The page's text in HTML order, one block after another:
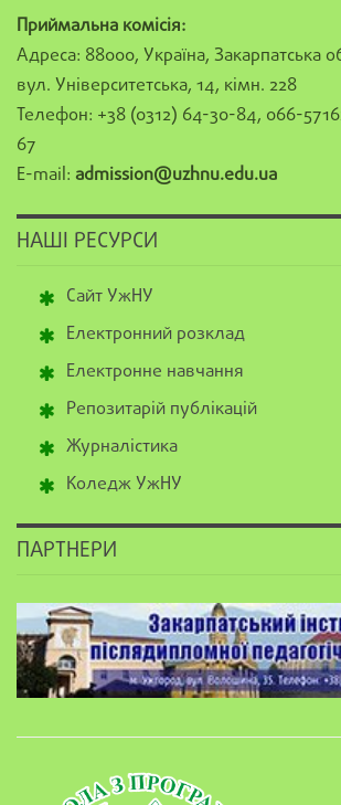
Приймальна комісія:
Адреса: 88000, Україна, Закарпатська
вул. Університетська, 14, кімн. 228
Телефон: +38 (0312) 64-30-84, 066-
67
E-mail: admission@uzhnu.edu.ua
НАШІ РЕСУРСИ
Сайт УжНУ
Електронний розклад
Електронне навчання
Репозитарій публікацій
Журналістика
Коледж УжНУ
ПАРТНЕРИ